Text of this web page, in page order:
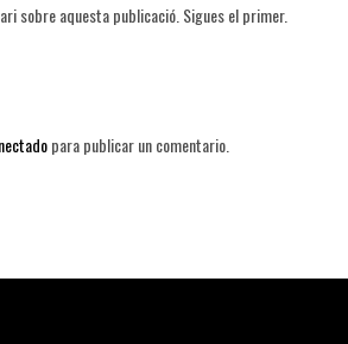
sobre aquesta publicació. Sigues el primer.
para publicar un comentario.